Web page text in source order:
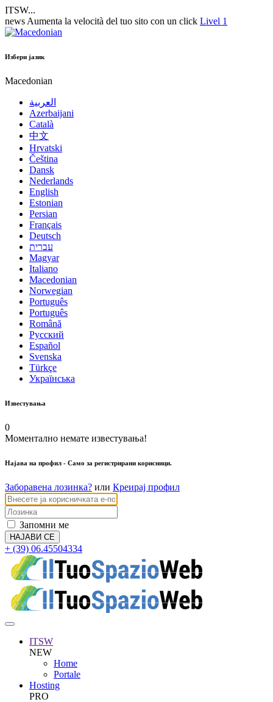
ITSW...
news Aumenta la velocità del tuo sito con un click Livel 1
Избери јазик
Macedonian
العربية
Azerbaijani
Català
中文
Hrvatski
Čeština
Dansk
Nederlands
English
Estonian
Persian
Français
Deutsch
עברית
Magyar
Italiano
Macedonian
Norwegian
Português
Português
Română
Русский
Español
Svenska
Türkçe
Українська
Известувања
0
Моментално немате известувања!
Најава на профил - Само за регистрирани корисници.
Заборавена лозинка? или Креирај профил
Запомни ме
+ (39) 06.45504334
ITSW
NEW
Home
Portale
Hosting
PRO